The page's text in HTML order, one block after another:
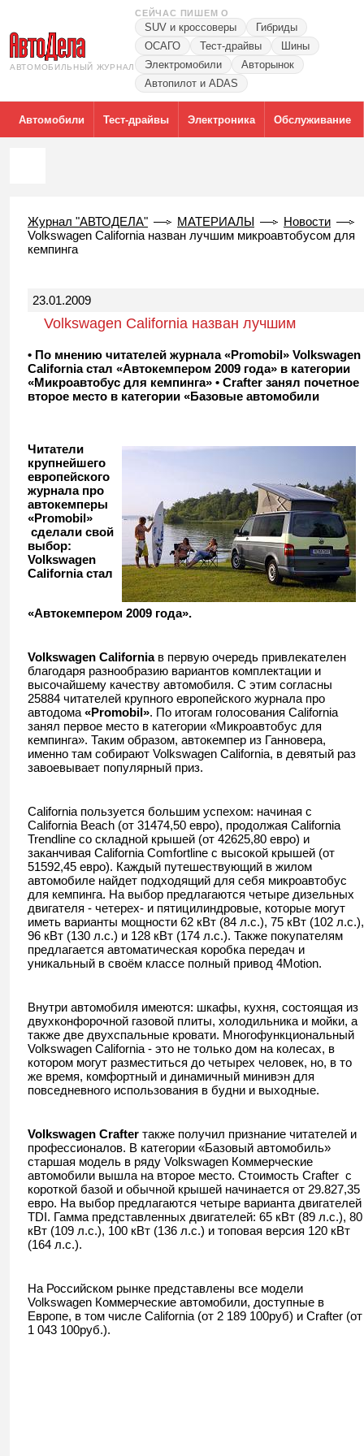
АВТОМОБИЛЬНЫЙ ЖУРНАЛ
СЕЙЧАС ПИШЕМ О
SUV и кроссоверы
Гибриды
ОСАГО
Тест-драйвы
Шины
Электромобили
Авторынок
Автопилот и ADAS
Автомобили Тест-драйвы Электроника Обслуживание
Журнал "АВТОДЕЛА" МАТЕРИАЛЫ
Новости
Volkswagen California назван лучшим микроавтобусом для
кемпинга
23.01.2009
Volkswagen California назван лучшим
микроавтобусом для кемпинга
• По мнению читателей журнала «Promobil» Volkswagen
California стал «Автокемпером 2009 года» в категории
«Микроавтобус для кемпинга» • Crafter занял почетное
второе место в категории «Базовые автомобили
Читатели
крупнейшего
европейского
журнала про
автокемперы
«Promobil»
сделали свой
выбор:
Volkswagen
California стал
«Автокемпером 2009 года».
Volkswagen Californiaв первую очередь привлекателен
благодаря разнообразию вариантов комплектации и
высочайшему качеству автомобиля. С этим согласны
25884 читателей крупного европейского журнала про
автодома «Promobil». По итогам голосования California
занял первое место в категории «Микроавтобус для
кемпинга». Таким образом, автокемпер из Ганновера,
именно там собирают Volkswagen California, в девятый раз
завоевывает популярный приз.
California пользуется большим успехом: начиная с
California Beach (от 31474,50 евро), продолжая California
Trendline со складной крышей (от 42625,80 евро) и
заканчивая California Comfortline с высокой крышей (от
51592,45 евро). Каждый путешествующий в жилом
автомобиле найдет подходящий для себя микроавтобус
для кемпинга. На выбор предлагаются четыре дизельных
двигателя - четерех- и пятицилиндровые, которые могут
иметь варианты мощности 62 кВт (84 л.с.), 75 кВт (102 л.с.),
96 кВт (130 л.с.) и 128 кВт (174 л.с.). Также покупателям
предлагается автоматическая коробка передач и
уникальный в своём классе полный привод 4Motion.
Внутри автомобиля имеются: шкафы, кухня, состоящая из
двухконфорочной газовой плиты, холодильника и мойки, а
также две двухспальные кровати. Многофункциональный
Volkswagen California - это не только дом на колесах, в
котором могут разместиться до четырех человек, но, в то
же время, комфортный и динамичный минивэн для
повседневного использования в будни и выходные.
Volkswagen Crafter также получил признание читателей и
профессионалов. В категории «Базовый автомобиль»
старшая модель в ряду Volkswagen Коммерческие
автомобили вышла на второе место. Стоимость Crafter с
короткой базой и обычной крышей начинается от 29.827,35
евро. На выбор предлагаются четыре варианта двигателей
TDI. Гамма представленных двигателей: 65 кВт (89 л.с.), 80
кВт (109 л.с.), 100 кВт (136 л.с.) и топовая версия 120 кВт
(164 л.с.).
На Российском рынке представлены все модели
Volkswagen Коммерческие автомобили, доступные в
Европе, в том числе California (от 2 189 100руб) и Crafter (от
1 043 100руб.).